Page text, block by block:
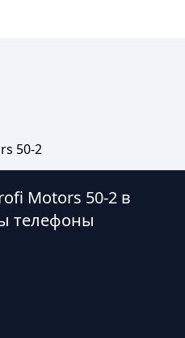
50-2
Motors 50-2 в
телефоны